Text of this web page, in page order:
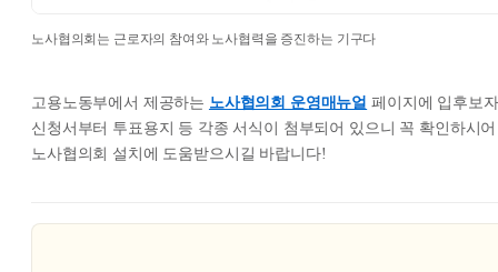
노사협의회는 근로자의 참여와 노사협력을 증진하는 기구다
고용노동부에서 제공하는 노사협의회 운영매뉴얼 페이지에 입후보자
신청서부터 투표용지 등 각종 서식이 첨부되어 있으니 꼭 확인하시어
노사협의회 설치에 도움받으시길 바랍니다!